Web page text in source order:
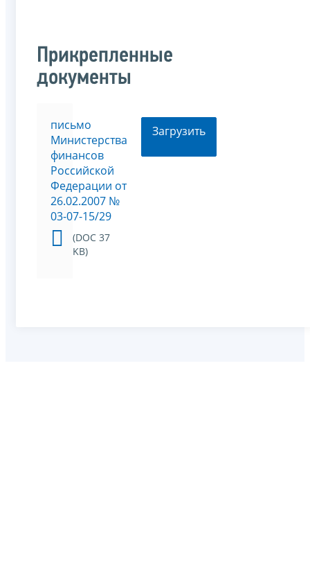
Прикрепленные
документы
письмо
Министерства
финансов
Российской
Федерации от
26.02.2007 №
03-07-15/29
(DOC 37
KB)
Загрузить